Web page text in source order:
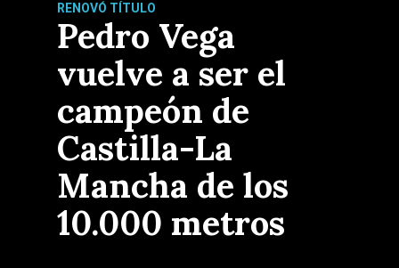
RENOVÓ TÍTULO
Pedro Vega
vuelve a ser el
campeón de
Castilla-La
Mancha de los
10.000 metros